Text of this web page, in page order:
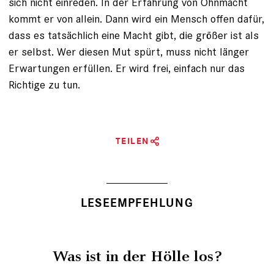
kommt er von allein. Dann wird ein Mensch offen dafür,
dass es tatsächlich eine Macht gibt, die größer ist als
er selbst. Wer diesen Mut spürt, muss nicht länger
Erwartungen erfüllen. Er wird frei, einfach nur das
Richtige zu tun.
TEILEN
LESEEMPFEHLUNG
Was ist in der Hölle los?